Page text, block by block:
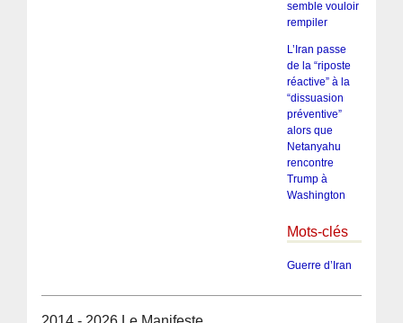
semble vouloir
rempiler
L’Iran passe
de la “riposte
réactive” à la
“dissuasion
préventive”
alors que
Netanyahu
rencontre
Trump à
Washington
Mots-clés
Guerre d’Iran